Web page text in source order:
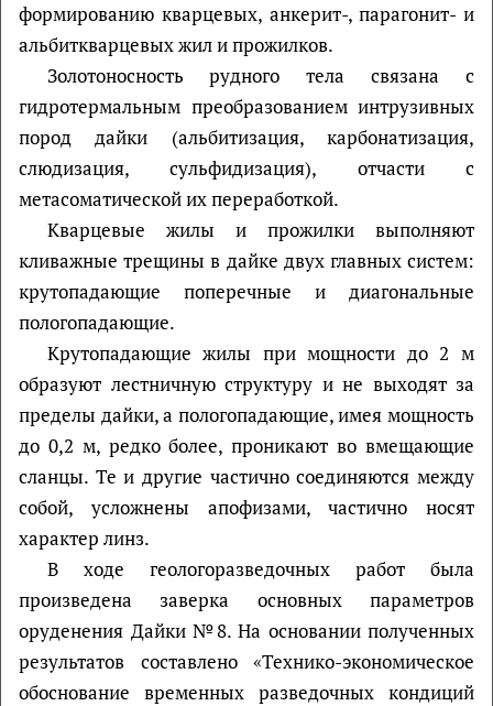
формированию кварцевых, анкерит-, парагонит- и
альбиткварцевых жил и прожилков.
Золотоносность рудного тела связана с
гидротермальным преобразованием интрузивных
пород дайки (альбитизация, карбонатизация,
слюдизация, сульфидизация), отчасти с
метасоматической их переработкой.
Кварцевые жилы и прожилки выполняют
кливажные трещины в дайке двух главных систем:
крутопадающие поперечные и диагональные
пологопадающие.
Крутопадающие жилы при мощности до 2 м
образуют лестничную структуру и не выходят за
пределы дайки, а пологопадающие, имея мощность
до 0,2 м, редко более, проникают во вмещающие
сланцы. Те и другие частично соединяются между
собой, усложнены апофизами, частично носят
характер линз.
В ходе геологоразведочных работ была
произведена заверка основных параметров
оруденения Дайки №8. На основании полученных
результатов составлено «Технико-экономическое
обоснование временных разведочных кондиций